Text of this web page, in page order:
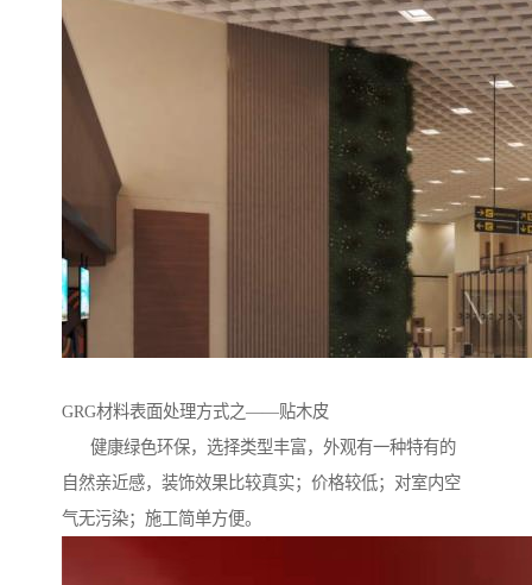
GRG材料表面处理方式之——贴木皮
健康绿色环保，选择类型丰富，外观有一种特有的
自然亲近感，装饰效果比较真实；价格较低；对室内空
气无污染；施工简单方便。